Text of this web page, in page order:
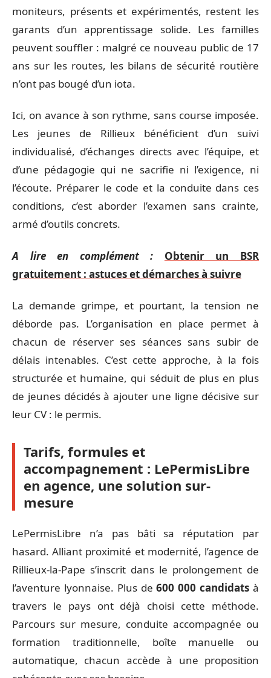
moniteurs, présents et expérimentés, restent les
garants d’un apprentissage solide. Les familles
peuvent souffler : malgré ce nouveau public de 17
ans sur les routes, les bilans de sécurité routière
n’ont pas bougé d’un iota.
Ici, on avance à son rythme, sans course imposée.
Les jeunes de Rillieux bénéficient d’un suivi
individualisé, d’échanges directs avec l’équipe, et
d’une pédagogie qui ne sacrifie ni l’exigence, ni
l’écoute. Préparer le code et la conduite dans ces
conditions, c’est aborder l’examen sans crainte,
armé d’outils concrets.
A lire en complément :
Obtenir un BSR
gratuitement : astuces et démarches à suivre
La demande grimpe, et pourtant, la tension ne
déborde pas. L’organisation en place permet à
chacun de réserver ses séances sans subir de
délais intenables. C’est cette approche, à la fois
structurée et humaine, qui séduit de plus en plus
de jeunes décidés à ajouter une ligne décisive sur
leur CV : le permis.
Tarifs, formules et
accompagnement : LePermisLibre
en agence, une solution sur-
mesure
LePermisLibre n’a pas bâti sa réputation par
hasard. Alliant proximité et modernité, l’agence de
Rillieux-la-Pape s’inscrit dans le prolongement de
l’aventure lyonnaise. Plus de600 000 candidats à
travers le pays ont déjà choisi cette méthode.
Parcours sur mesure, conduite accompagnée ou
formation traditionnelle, boîte manuelle ou
automatique, chacun accède à une proposition